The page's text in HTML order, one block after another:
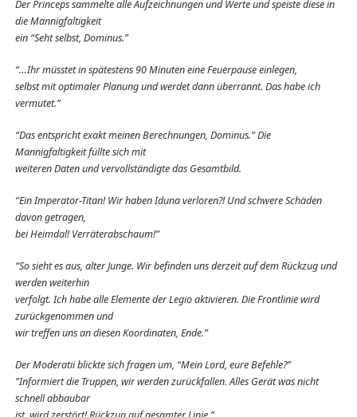
Der Princeps sammelte alle Aufzeichnungen und Werte und speiste diese in
die Mannigfaltigkeit
ein “Seht selbst, Dominus.”
“…Ihr müsstet in spätestens 90 Minuten eine Feuerpause einlegen,
selbst mit optimaler Planung und werdet dann überrannt. Das habe ich
vermutet.”
“Das entspricht exakt meinen Berechnungen, Dominus.” Die
Mannigfaltigkeit füllte sich mit
weiteren Daten und vervollständigte das Gesamtbild.
“Ein Imperator-Titan! Wir haben Iduna verloren?! Und schwere Schäden
davon getragen,
bei Heimdal! Verräterabschaum!”
“So sieht es aus, alter Junge. Wir befinden uns derzeit auf dem Rückzug und
werden weiterhin
verfolgt. Ich habe alle Elemente der Legio aktivieren. Die Frontlinie wird
zurückgenommen und
wir treffen uns an diesen Koordinaten, Ende.”
Der Moderatii blickte sich fragen um, “Mein Lord, eure Befehle?”
”Informiert die Truppen, wir werden zurückfallen. Alles Gerät was nicht
schnell abbaubar